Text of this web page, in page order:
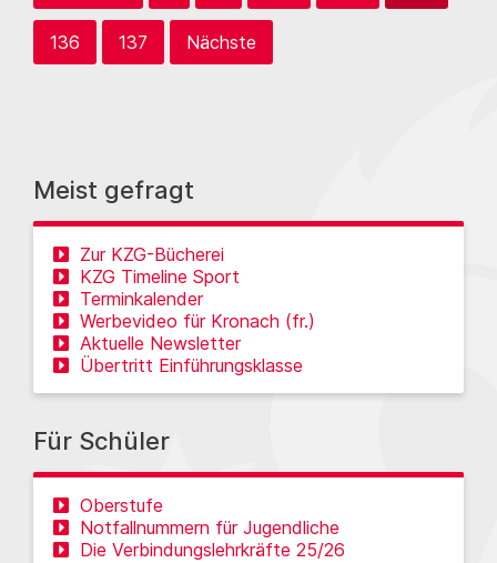
136 137 Nächste
Meist gefragt
Zur KZG-Bücherei
KZG Timeline Sport
Terminkalender
Werbevideo für Kronach (fr.)
Aktuelle Newsletter
Übertritt Einführungsklasse
Für Schüler
Oberstufe
Notfallnummern für Jugendliche
Die Verbindungslehrkräfte 25/26